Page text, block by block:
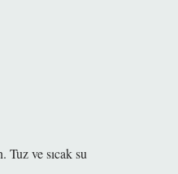
Tuz ve sıcak su